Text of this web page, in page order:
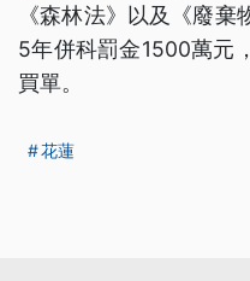
《森林法》以及《廢
5年併科罰金1500萬元
買單。
花蓮